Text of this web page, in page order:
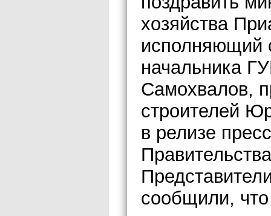
хозяйства
исполняющий
начальника
Самохвалов,
строителей
в релизе
сообщили,